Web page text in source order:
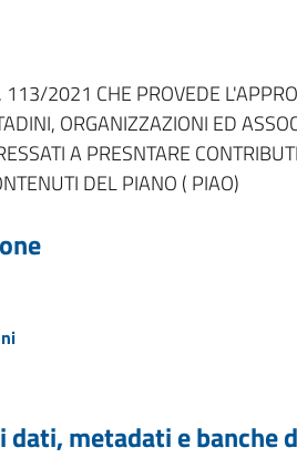
2021 CHE PROVEDE
ORGANIZZAZIONI ED
A PRESNTARE
DEL PIANO ( PIAO)
dati, metadati e banche